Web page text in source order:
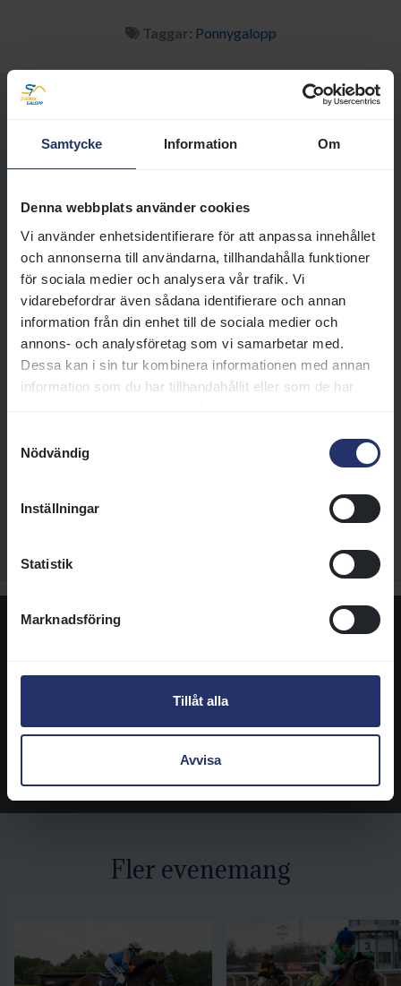
Samtycke Information Om
Denna webbplats använder cookies
Vi använder enhetsidentifierare för att anpassa innehållet
och annonserna till användarna, tillhandahålla funktioner
för sociala medier och analysera vår trafik. Vi
vidarebefordrar även sådana identifierare och annan
information från din enhet till de sociala medier och
annons- och analysföretag som vi samarbetar med.
Dessa kan i sin tur kombinera informationen med annan
information som du har tillhandahållit eller som de har
Nödvändig
Inställningar
Statistik
Marknadsföring
Tillåt alla
Avvisa
Taggar: Ponnygalopp
Ponnygaloppens tävlingar och resultat
tävlar i ponnygalopp,
anmälningsdag, meddelande till
ryttare och tränare samt resultat
från tidigare tävlingar.
Läs mer
Jockeyklubben Cup
ponnygaloppen 2026 genom
serien Jockeyklubben Cup.
Läs mer
Fler evenemang